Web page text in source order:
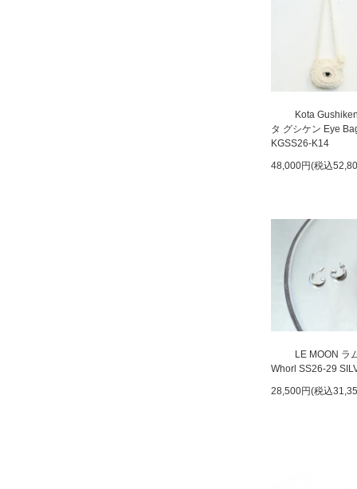
Kota
タ グシケン Eye
KGSS26-K14
48,000円(税込
LE MOON ラ
Whorl SS26-29
28,500円(税込